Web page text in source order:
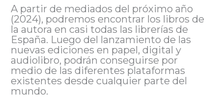
A partir de mediados del próximo año
(2024), podremos encontrar los libros de
la autora en casi todas las librerías de
España. Luego del lanzamiento de las
nuevas ediciones en papel, digital y
audiolibro, podrán conseguirse por
medio de las diferentes plataformas
existentes desde cualquier parte del
mundo.